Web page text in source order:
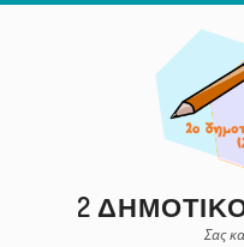
2
Σας